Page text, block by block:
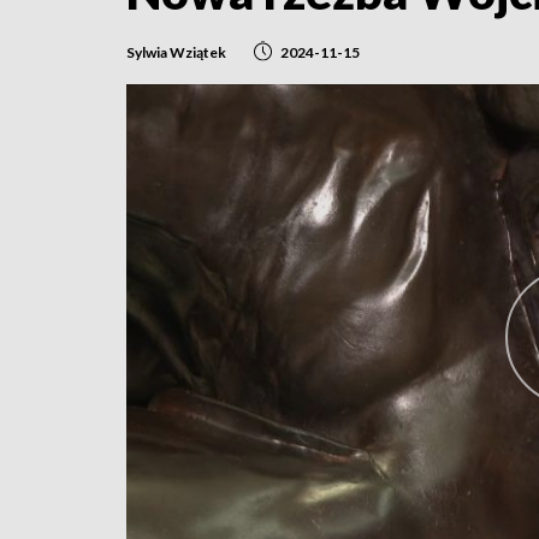
Sylwia Wziątek 2024-11-15